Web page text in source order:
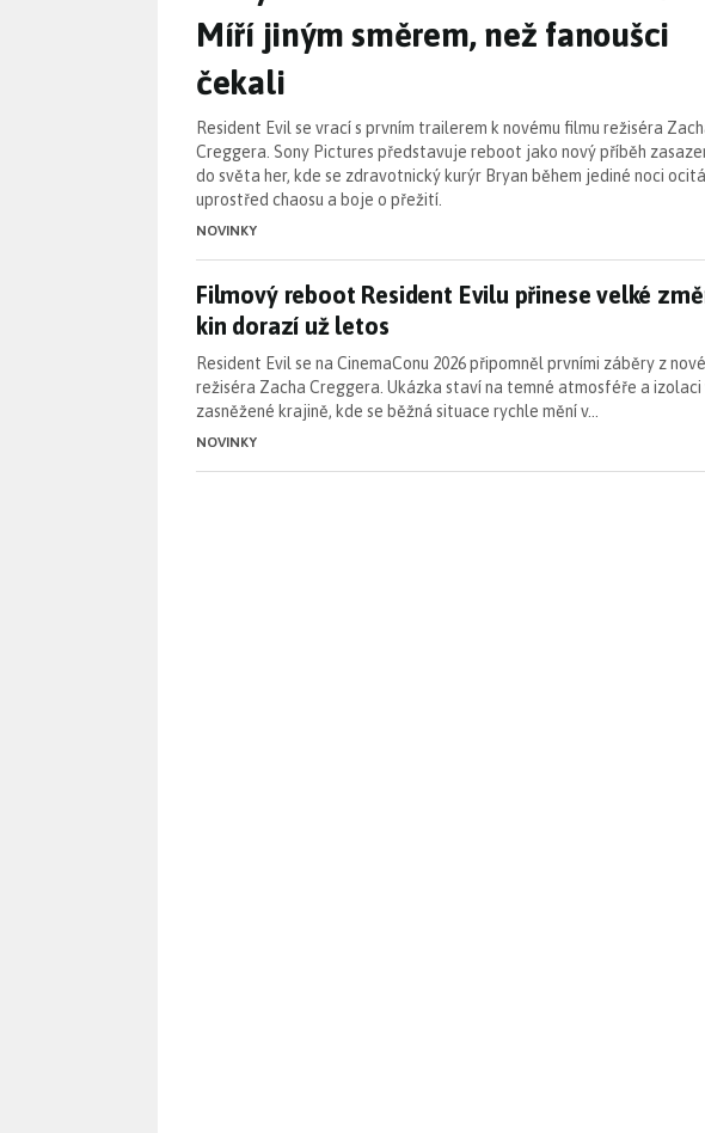
Míří jiným směrem, než fanoušci
čekali
Resident Evil se vrací s prvním trailerem k novému filmu režiséra
Creggera. Sony Pictures představuje reboot jako nový příběh
do světa her, kde se zdravotnický kurýr Bryan během jediné noci ocitá
uprostřed chaosu a boje o přežití.
NOVINKY
Filmový reboot Resident Evilu přinese velké
Filmový reboot Resident Evilu přinese velké
kin dorazí už letos
Resident Evil se na CinemaConu 2026 připomněl prvními záběry z
režiséra Zacha Creggera. Ukázka staví na temné atmosféře a izolaci
zasněžené krajině, kde se běžná situace rychle mění v…
NOVINKY